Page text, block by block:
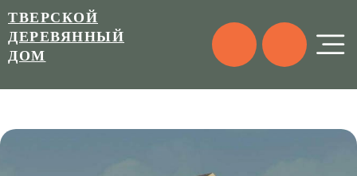
ТВЕРСКОЙ
ДЕРЕВЯННЫЙ
ДОМ